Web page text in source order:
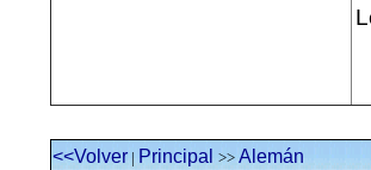
<<Volver| Principal >> Alemán